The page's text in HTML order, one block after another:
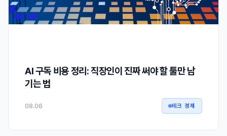
AI 구독 비용 정리: 직장인이 진짜 써야 할 툴만 남
기는 법
08.06 테크 경제